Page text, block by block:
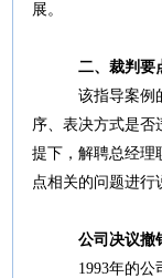
展。
二、裁判要点
该指导案例的裁
序、表决方式是否
提下，解聘总经理
点相关的问题进行
公司决议撤销
1993年的公司法